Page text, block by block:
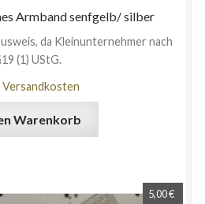
Armband senfgelb/ silber
da Kleinunternehmer nach
(1) UStG.
Versandkosten
Warenkorb
5,00€